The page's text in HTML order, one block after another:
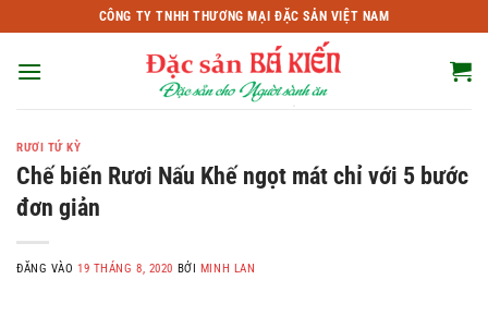
qua
nội
CÔNG TY TNHH THƯƠNG MẠI ĐẶC SẢN VIỆT NAM
RƯƠI TỨ KỲ
Chế biến Rươi Nấu Khế ngọt mát chỉ với 5 bước
đơn giản
ĐĂNG VÀO19 THÁNG 8, 2020 BỞI MINH LAN